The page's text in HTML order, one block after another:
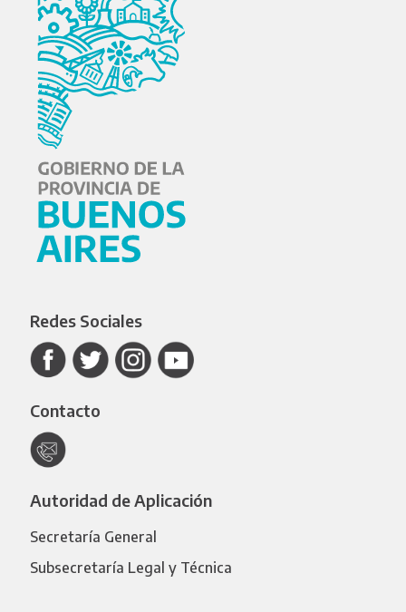
Redes Sociales
Contacto
Autoridad de Aplicación
Secretaría General
Subsecretaría Legal y Técnica